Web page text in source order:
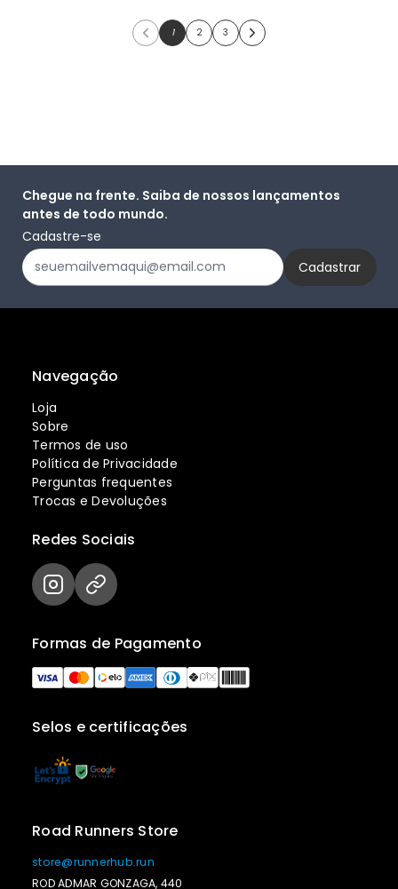
1 2 3
Chegue na frente. Saiba de nossos lançamentos
antes de todo mundo.
Cadastre-se
Navegação
Loja
Sobre
Termos de uso
Política de Privacidade
Perguntas frequentes
Trocas e Devoluções
Selos e certificações
Formas de Pagamento
Redes Sociais
Road Runners Store
store@runnerhub.run
ROD ADMAR GONZAGA, 440